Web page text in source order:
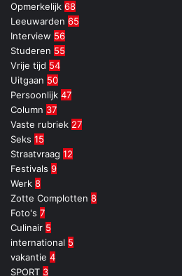
Opmerkelijk 68
Leeuwarden 65
Interview 56
Studeren 55
Vrije tijd 54
Uitgaan 50
Persoonlijk 47
Column 37
Vaste rubriek 27
Seks 15
Straatvraag 12
Festivals 9
Werk 8
Zotte Complotten 8
Foto's 7
Culinair 5
international 5
vakantie 4
SPORT 3